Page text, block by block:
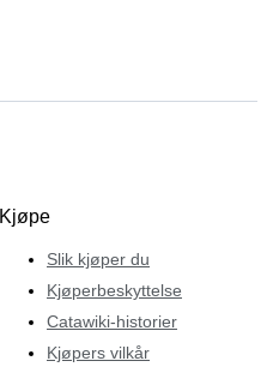
Kjøpe
Slik kjøper du
Kjøperbeskyttelse
Catawiki-historier
Kjøpers vilkår